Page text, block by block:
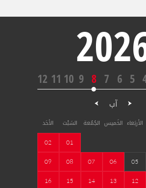
5
6
7
8
9
10
11
12
آب
الأربَعاء الخَميس الجُمُعة السَبْت الأحَد
01
02
05
06
07
08
09
12
13
14
15
16